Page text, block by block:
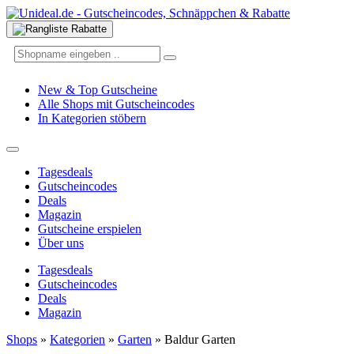
New & Top Gutscheine
Alle Shops mit Gutscheincodes
In Kategorien stöbern
Tagesdeals
Gutscheincodes
Deals
Magazin
Gutscheine erspielen
Über uns
Tagesdeals
Gutscheincodes
Deals
Magazin
Shops » Kategorien » Garten » Baldur Garten